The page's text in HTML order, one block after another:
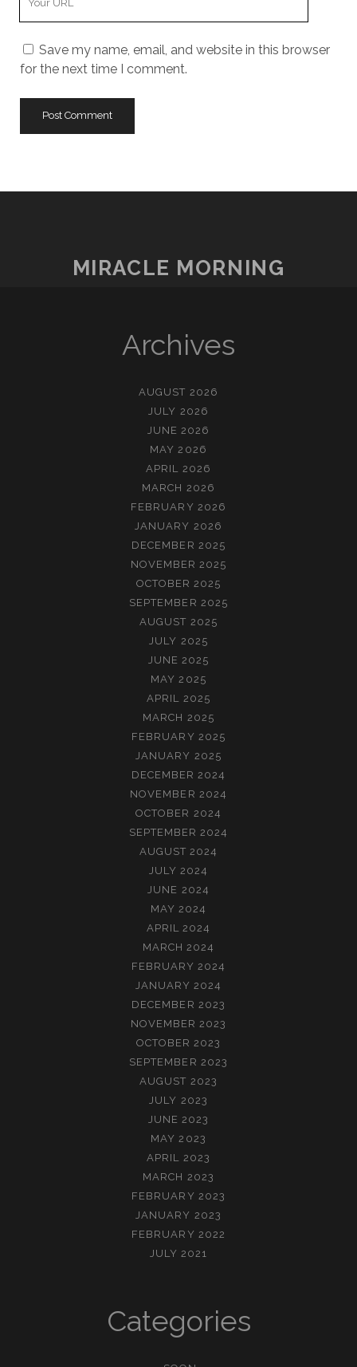
Save my name, email, and website in this browser
for the next time I comment.
MIRACLE MORNING
Archives
AUGUST 2026
JULY 2026
JUNE 2026
MAY 2026
APRIL 2026
MARCH 2026
FEBRUARY 2026
JANUARY 2026
DECEMBER 2025
NOVEMBER 2025
OCTOBER 2025
SEPTEMBER 2025
AUGUST 2025
JULY 2025
JUNE 2025
MAY 2025
APRIL 2025
MARCH 2025
FEBRUARY 2025
JANUARY 2025
DECEMBER 2024
NOVEMBER 2024
OCTOBER 2024
SEPTEMBER 2024
AUGUST 2024
JULY 2024
JUNE 2024
MAY 2024
APRIL 2024
MARCH 2024
FEBRUARY 2024
JANUARY 2024
DECEMBER 2023
NOVEMBER 2023
OCTOBER 2023
SEPTEMBER 2023
AUGUST 2023
JULY 2023
JUNE 2023
MAY 2023
APRIL 2023
MARCH 2023
FEBRUARY 2023
JANUARY 2023
FEBRUARY 2022
JULY 2021
Categories